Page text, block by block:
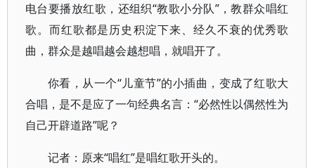
电台要播放红歌，还组织“教歌小分队”，教群众唱红
歌。而红歌都是历史积淀下来、经久不衰的优秀歌
曲，群众是越唱越会越想唱，就唱开了。
你看，从一个“儿童节”的小插曲，变成了红歌大
合唱，是不是应了一句经典名言：“必然性以偶然性为
自己开辟道路”呢？
记者：原来“唱红”是唱红歌开头的。